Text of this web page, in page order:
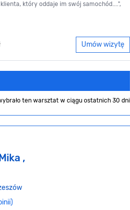
który oddaje im swój samochód....",
Umów wizytę
ten warsztat w ciągu ostatnich 30 dni
,